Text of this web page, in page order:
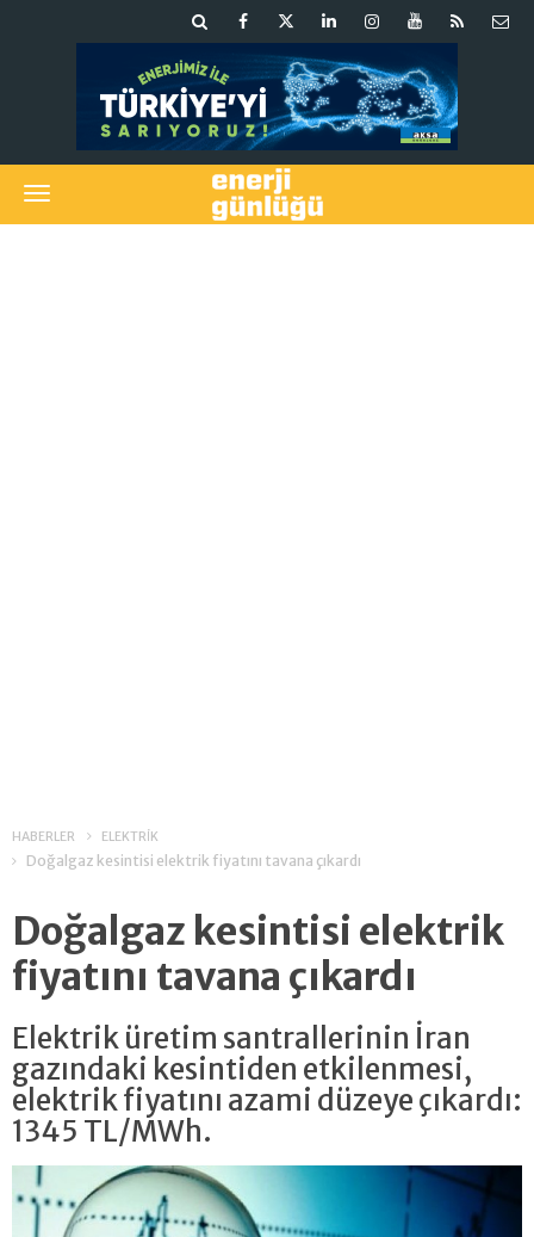
HABERLER ELEKTRİK
Doğalgaz kesintisi elektrik fiyatını tavana çıkardı
Doğalgaz kesintisi elektrik
fiyatını tavana çıkardı
Elektrik üretim santrallerinin İran
gazındaki kesintiden etkilenmesi,
elektrik fiyatını azami düzeye çıkardı:
1345 TL/MWh.